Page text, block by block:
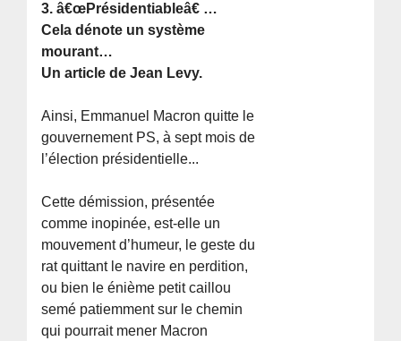
3. â€œPrésidentiableâ€ …
Cela dénote un système
mourant…
Un article de Jean Levy.
Ainsi, Emmanuel Macron quitte le
gouvernement PS, à sept mois de
l’élection présidentielle...
Cette démission, présentée
comme inopinée, est-elle un
mouvement d’humeur, le geste du
rat quittant le navire en perdition,
ou bien le énième petit caillou
semé patiemment sur le chemin
qui pourrait mener Macron